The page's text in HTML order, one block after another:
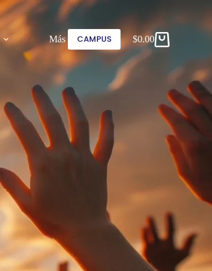
Más CAMPUS
Carro
de
compra
$0.00